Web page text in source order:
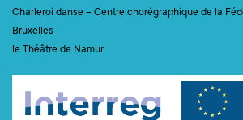
Charleroi danse – Centre chorégraphique de la
Bruxelles
le Théâtre de Namur